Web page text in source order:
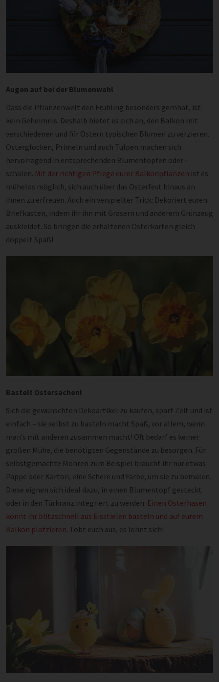
Augen auf bei der Blumenwahl
Dass die Pflanzenwelt den Frühling besonders gernhat, ist
kein Geheimnis. Deshalb bietet es sich an, den Balkon mit
verschiedenen und für Ostern typischen Blumen zu verzieren.
Osterglocken, Primeln und auch Tulpen machen sich
hervorragend in entsprechenden Blumentöpfen oder -
schalen. Mit der richtigen Pflege eurer Balkonpflanzen ist es
mühelos möglich, sich auch über das Osterfest hinaus an
ihnen zu erfreuen. Auch ein verspielter Trick: Dekoriert euren
Briefkasten, indem ihr ihn mit Gräsern und anderem Grünzeug
auskleidet. So bringen die erhaltenen Osterkarten gleich
doppelt Spaß!
Bastelt Ostersachen!
Sich die gewünschten Dekoartikel zu kaufen, spart Zeit und ist
einfach – sie selbst zu basteln macht Spaß, vor allem, wenn
man’s mit anderen zusammen macht! Oft bedarf es keiner
großen Mühe, die benötigten Gegenstände zu besorgen. Für
selbstgemachte Möhren zum Beispiel braucht ihr nur etwas
Pappe oder Karton, eine Schere und Farbe, um sie zu bemalen.
Diese eignen sich ideal dazu, in einen Blumentopf gesteckt
oder in den Türkranz integriert zu werden. Einen Osterhasen
könnt ihr blitzschnell aus Eisstielen basteln und auf eurem
Balkon platzieren. Tobt euch aus, es lohnt sich!